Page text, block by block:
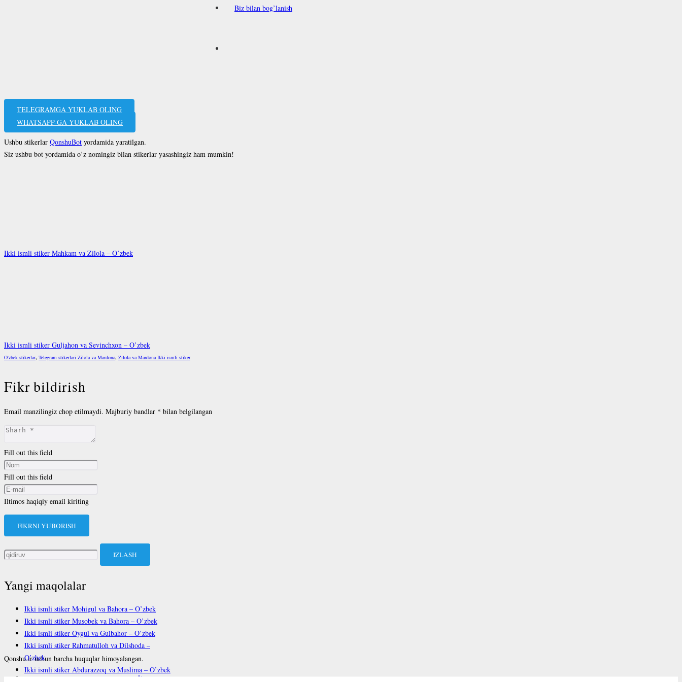
Biz bilan bog’lanish
TELEGRAMGA YUKLAB OLING
WHATSAPP-GA YUKLAB OLING
Ushbu stikerlar QonshuBot yordamida yaratilgan.
Siz ushbu bot yordamida o’z nomingiz bilan stikerlar yasashingiz ham mumkin!
Ikki ismli stiker Mahkam va Zilola – O’zbek
Ikki ismli stiker Guljahon va Sevinchxon – O’zbek
O'zbek stikerlar, Telegram stikerlari Zilola va Mardona, Zilola va Mardona Ikki ismli stiker
Fikr bildirish
Email manzilingiz chop etilmaydi. Majburiy bandlar * bilan belgilangan
Fill out this field
Fill out this field
Iltimos haqiqiy email kiriting
FIKRNI YUBORISH
Qidirshish:
Yangi maqolalar
Ikki ismli stiker Mohigul va Bahora – O’zbek
Ikki ismli stiker Musobek va Bahora – O’zbek
Ikki ismli stiker Oygul va Gulbahor – O’zbek
Ikki ismli stiker Rahmatulloh va Dilshoda –
O’zbek
Ikki ismli stiker Abdurazzoq va Muslima – O’zbek
Qonshu.ir uchun barcha huquqlar himoyalangan.
فارسی